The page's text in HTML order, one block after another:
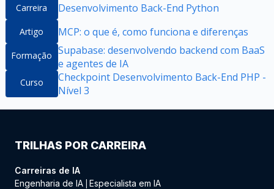
Carreira Desenvolvimento Back-End Python
Artigo MCP: o que é, como funciona e diferenças
Formação Supabase: desenvolvendo backend com BaaS
e agentes de IA
Curso
Checkpoint Desenvolvimento Back-End PHP -
Nível 3
TRILHAS POR CARREIRA
Carreiras de IA
Engenharia de IA Especialista em IA